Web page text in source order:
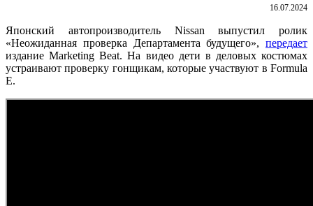
16.07.2024
Японский автопроизводитель Nissan выпустил ролик
«Неожиданная проверка Департамента будущего», передает
издание Marketing Beat. На видео дети в деловых костюмах
устраивают проверку гонщикам, которые участвуют в Formula
E.